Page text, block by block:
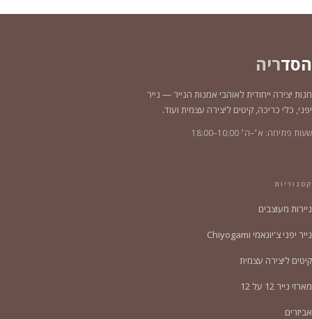
הסדריה
חנות יצירה ייחודית לאוהבי אמנות הנייר — נייר
יפני, כלי כריכה, קיטים ליצירה עצמית ועוד.
שעות פתיחה: א׳–ה׳ 10:00–18:00
קטגוריות
ניירות מעוצבים
נייר יפני צ'יוגאמי Chiyogami
קיטים ליצירה עצמית
מארזי נייר 12 על 12
אביזרים